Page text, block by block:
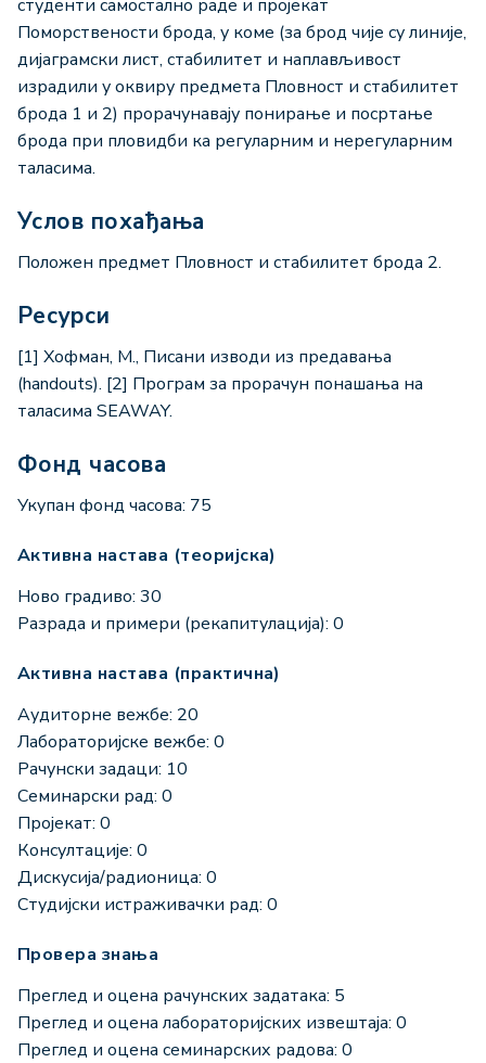
студенти самостално раде и пројекат
Поморствености брода, у коме (за брод чије су линије,
дијаграмски лист, стабилитет и наплављивост
израдили у оквиру предмета Пловност и стабилитет
брода 1 и 2) прорачунавају понирање и посртање
брода при пловидби ка регуларним и нерегуларним
таласима.
Услов похађања
Положен предмет Пловност и стабилитет брода 2.
Ресурси
[1] Хофман, М., Писани изводи из предавања
(handouts). [2] Програм за прорачун понашања на
таласима SEAWAY.
Фонд часова
Укупан фонд часова: 75
Активна настава (теоријска)
Ново градиво: 30
Разрада и примери (рекапитулација): 0
Активна настава (практична)
Аудиторне вежбе: 20
Лабораторијске вежбе: 0
Рачунски задаци: 10
Семинарски рад: 0
Пројекат: 0
Консултације: 0
Дискусија/радионица: 0
Студијски истраживачки рад: 0
Провера знања
Преглед и оцена рачунских задатака: 5
Преглед и оцена лабораторијских извештаја: 0
Преглед и оцена семинарских радова: 0